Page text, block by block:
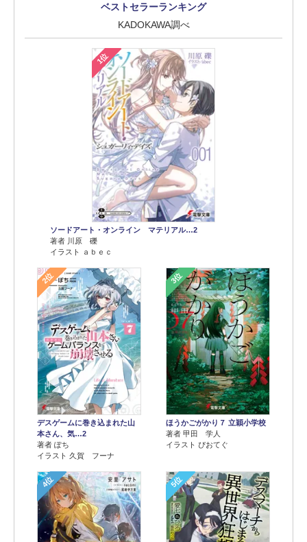
ベストセラーランキング
KADOKAWA調べ
1位
ソードアート・オンライン マテリアル…2
著者 川原 礫
イラスト ａｂｅｃ
2位
デスゲームに巻き込まれた山
本さん、気…2
著者 ぽち
イラスト 久賀 フーナ
3位
ほうかごがかり７ 立穎小学校
著者 甲田 学人
イラスト ぴおてぐ
4位 5位